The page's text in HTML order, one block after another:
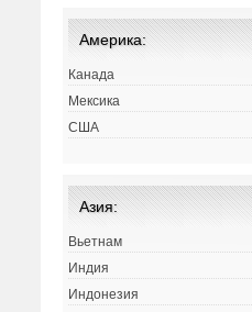
Америка:
Канада
Мексика
США
Азия:
Вьетнам
Индия
Индонезия